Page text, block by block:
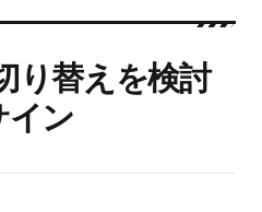
り替えを検討
イン